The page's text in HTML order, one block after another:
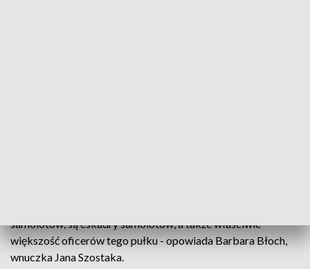
samolotów, są eskadry samolotów, a także właściwie
większość oficerów tego pułku - opowiada Barbara Błoch,
wnuczka Jana Szostaka.